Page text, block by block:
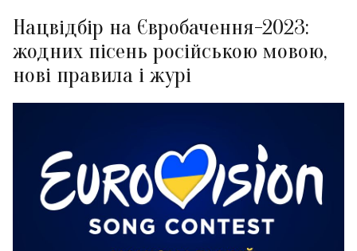
Нацвідбір на Євробачення-2023:
жодних пісень російською мовою,
нові правила і журі